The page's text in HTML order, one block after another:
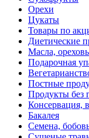
Орехи
Цукаты
Товары по
Диетические
Масла,
Подарочная
Постные
Продукты без
Консервация,
Бакалея
Семена,